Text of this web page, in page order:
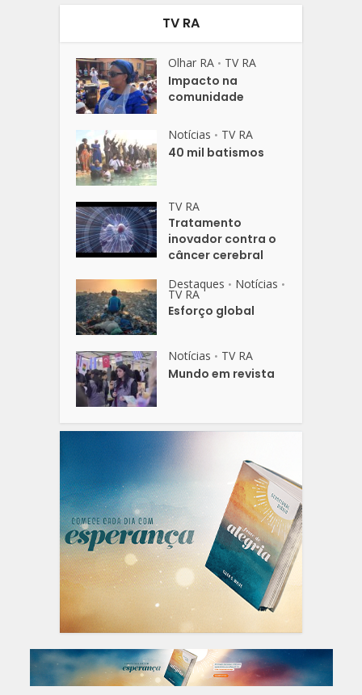
TV RA
Olhar RA • TV RA
Impacto na
comunidade
Notícias • TV RA
40 mil batismos
TV RA
Tratamento
inovador contra o
câncer cerebral
Destaques • Notícias •
TV RA
Esforço global
Notícias • TV RA
Mundo em revista